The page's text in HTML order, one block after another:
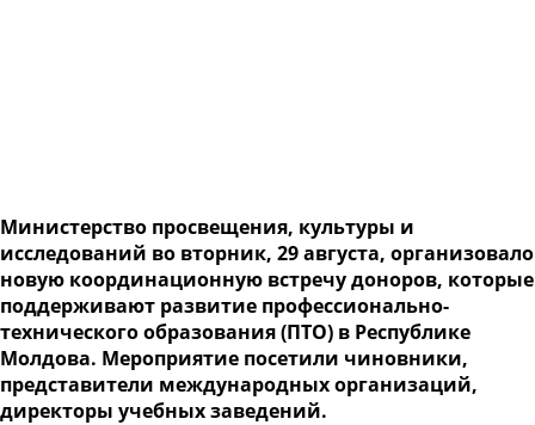
Министерство просвещения, культуры и
исследований во вторник, 29 августа, организовало
новую координационную встречу доноров, которые
поддерживают развитие профессионально-
технического образования (ПТО) в Республике
Молдова. Мероприятие посетили чиновники,
представители международных организаций,
директоры учебных заведений.